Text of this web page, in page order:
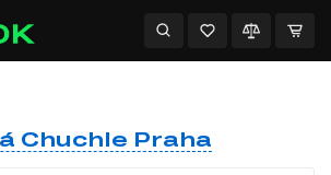
Chuchle Praha